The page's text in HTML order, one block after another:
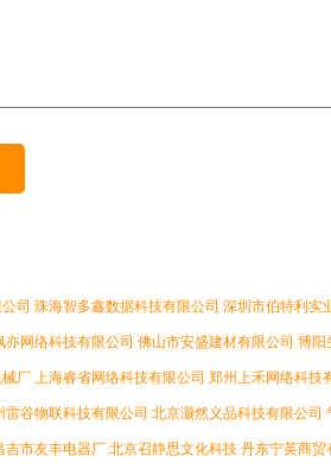
司 珠海智多鑫数据科技有限公司 深圳市伯特利实
亦网络科技有限公司 佛山市安盛建材有限公司 博阳
厂 上海睿省网络科技有限公司 郑州上禾网络科技
雷谷物联科技有限公司 北京灏然义品科技有限公司
吉市友丰电器厂 北京召静思文化科技 丹东宁英商贸